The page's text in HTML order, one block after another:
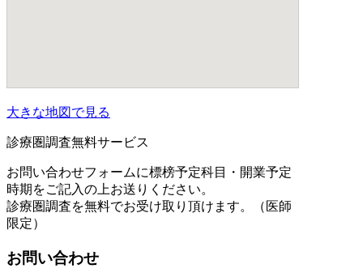
大きな地図で見る
診療圏調査無料サービス
お問い合わせフォームに標榜予定科目・開業予定
時期をご記入の上お送りください。
診療圏調査を無料でお受け取り頂けます。（医師
限定）
お問い合わせ